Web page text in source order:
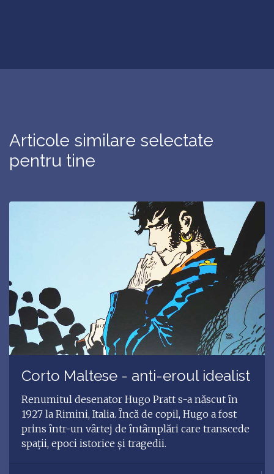
Articole similare selectate
pentru tine
Corto Maltese - anti-eroul idealist
Renumitul desenator Hugo Pratt s-a născut ȋn
1927 la Rimini, Italia. Ȋncă de copil, Hugo a fost
prins ȋntr-un vȃrtej de ȋntȃmplări care transcede
spaţii, epoci istorice și tragedii.